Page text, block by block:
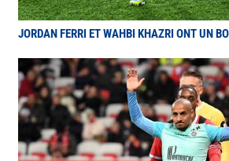
JORDAN FERRI ET WAHBI KHAZRI ONT UN